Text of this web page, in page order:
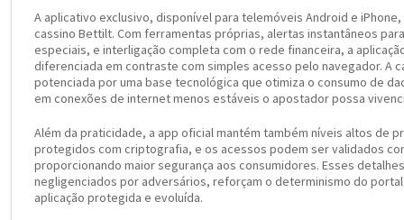
A aplicativo exclusivo, disponível para telemóveis Android e
cassino Bettilt. Com ferramentas próprias, alertas instantâneos
especiais, e interligação completa com o rede financeira, a
diferenciada em contraste com simples acesso pelo navegador. A
potenciada por uma base tecnológica que otimiza o consumo de
em conexões de internet menos estáveis o apostador possa
Além da praticidade, a app oficial mantém também níveis altos de
protegidos com criptografia, e os acessos podem ser validados
proporcionando maior segurança aos consumidores. Esses
negligenciados por adversários, reforçam o determinismo do
aplicação protegida e evoluída.